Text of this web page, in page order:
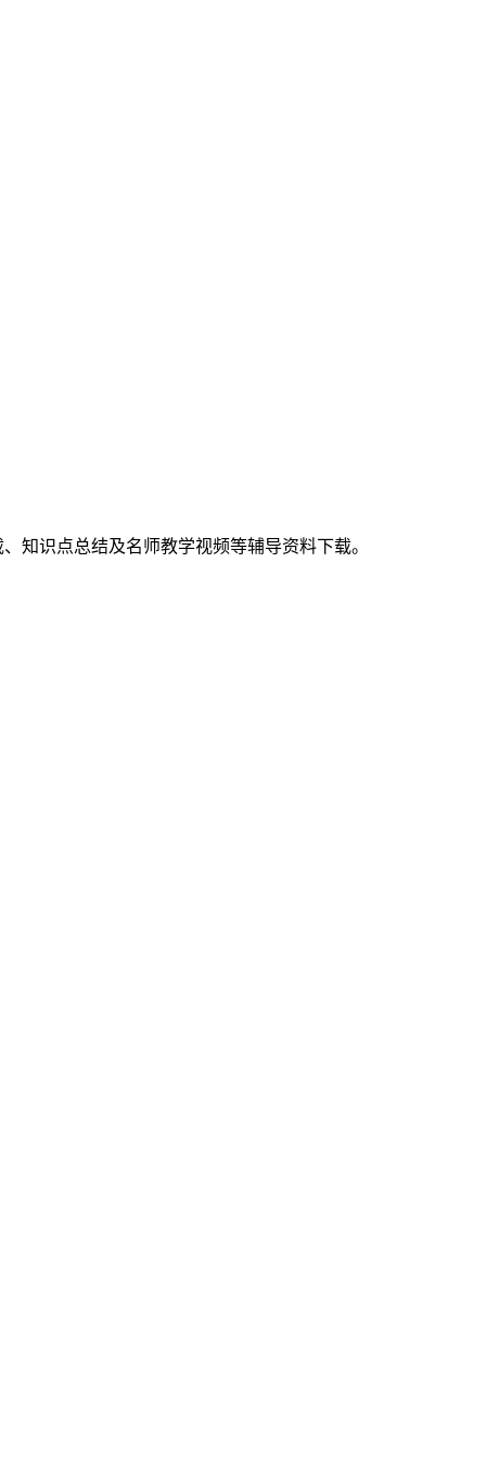
知识点总结及名师教学视频等辅导资料下载。